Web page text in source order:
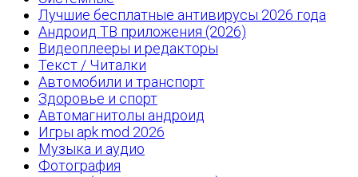
Лучшие бесплатные антивирусы 2026 года
Андроид ТВ приложения (2026)
Видеоплееры и редакторы
Текст / Читалки
Автомобили и транспорт
Здоровье и спорт
Автомагнитолы андроид
Игры apk mod 2026
Музыка и аудио
Фотография